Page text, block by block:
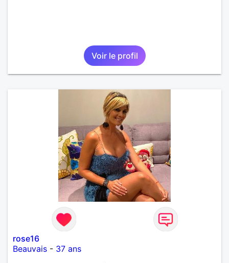
Voir le profil
rose16
Beauvais - 37 ans